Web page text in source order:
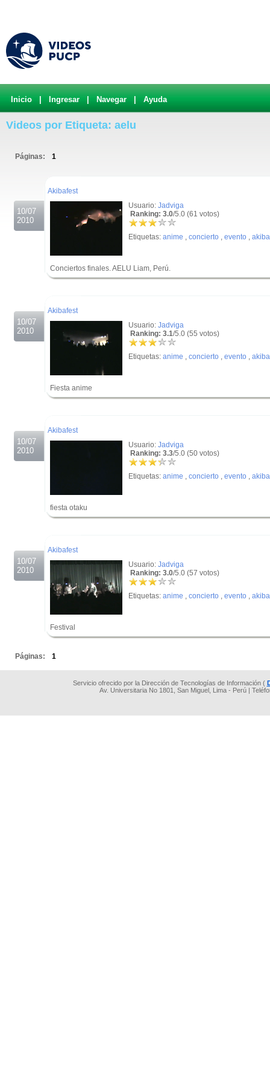
Inicio Ingresar Navegar Ayuda
Videos por Etiqueta: aelu
Páginas: 1
10/07
2010
Akibafest
Usuario: Jadviga
Ranking: 3.0/5.0 (61 votos)
Etiquetas: anime , concierto , evento ,
Conciertos finales. AELU Liam, Perú.
10/07
2010
Akibafest
Usuario: Jadviga
Ranking: 3.1/5.0 (55 votos)
Etiquetas: anime , concierto , evento ,
Fiesta anime
10/07
2010
Akibafest
Usuario: Jadviga
Ranking: 3.3/5.0 (50 votos)
Etiquetas: anime , concierto , evento ,
fiesta otaku
10/07
2010
Akibafest
Usuario: Jadviga
Ranking: 3.0/5.0 (57 votos)
Etiquetas: anime , concierto , evento ,
Festival
Páginas: 1
Servicio ofrecido por la Dirección de Tecnologías de Información (
Av. Universitaria No 1801, San Miguel, Lima - Perú |